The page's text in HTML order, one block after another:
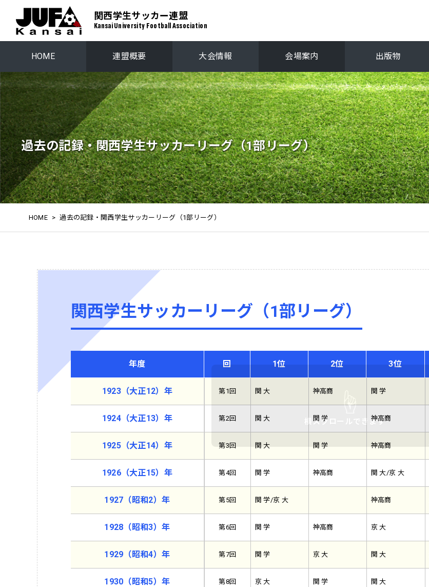
関西学生サッカー連盟
Kansai University Football Association
HOME 連盟概要 大会情報
関西学生リーグ プレーオフ 関西選手権
関西ステップアップリーグ 関西学生選抜
会場案内 出版物
過去の記録・関西学生サッカーリーグ（1部リーグ）
HOME > 過去の記録・関西学生サッカーリーグ（1部リーグ）
関西学生サッカーリーグ（1部リーグ）
年度 回 1位 2位 3位
1923（大正12）年 第1回 関 大 神高商 関 学
1924（大正13）年 第2回 関 大 関 学 神高商
1925（大正14）年 第3回 関 大 関 学 神高商
1926（大正15）年 第4回 関 学 神高商 関 大/京 大
1927（昭和2）年 第5回 関 学/京 大 神高商
1928（昭和3）年 第6回 関 学 神高商 京 大
1929（昭和4）年 第7回 関 学 京 大 関 大
1930（昭和5）年 第8回 京 大 関 学 関 大